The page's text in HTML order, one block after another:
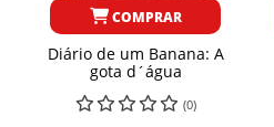
COMPRAR
Diário de um Banana: A
gota d´água
(0)